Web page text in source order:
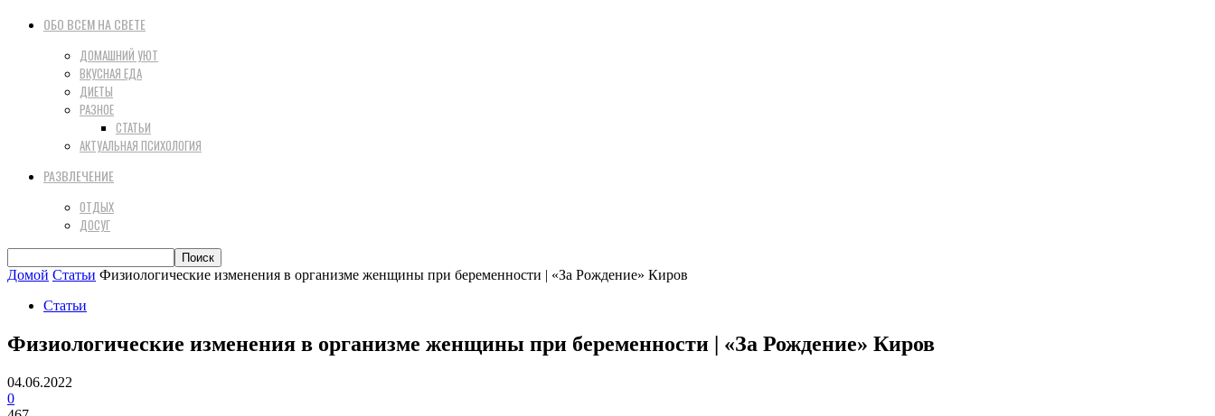
ОБО ВСЕМ НА СВЕТЕ
ДОМАШНИЙ УЮТ
ВКУСНАЯ ЕДА
ДИЕТЫ
РАЗНОЕ
СТАТЬИ
АКТУАЛЬНАЯ ПСИХОЛОГИЯ
РАЗВЛЕЧЕНИЕ
ОТДЫХ
ДОСУГ
Домой Статьи Физиологические изменения в организме женщины при беременности | «За Рождение» Киров
Статьи
Физиологические изменения в организме женщины при беременности | «За Рождение» Киров
04.06.2022
0